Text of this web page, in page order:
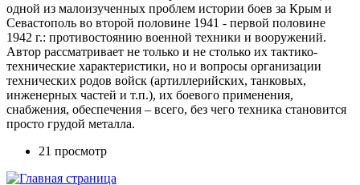
одной из малоизученных проблем истории боев за Крым и
Севастополь во второй половине 1941 - первой половине
1942 г.: противостоянию военной техники и вооружений.
Автор рассматривает не только и не столько их тактико-
технические характеристики, но и вопросы организации
технических родов войск (артиллерийских, танковых,
инженерных частей и т.п.), их боевого применения,
снабжения, обеспечения – всего, без чего техника становится
просто грудой металла.
21 просмотр